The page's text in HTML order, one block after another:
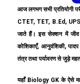
आज लगभग सभी प्रतियोगी
CTET, TET, B.Ed,
जाते हैं। इस सेक्शन में जीव
कोशिकाएँ, आनुवंशिकी,
तंत्र तथा पर्यावरण से जुड़े
यहाँ Biology GK के ऐसे